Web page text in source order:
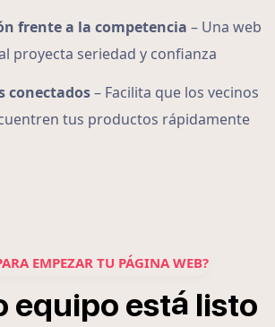
frente a la competencia – Una web
proyecta seriedad y confianza
conectados– Facilita que los vecinos
tus productos rápidamente
EMPEZAR TU PÁGINA WEB?
equipo está listo